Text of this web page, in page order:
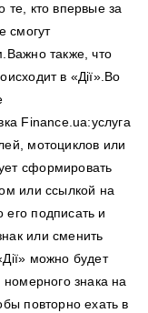
те, кто впервые за
смогут
также, что
в «Дії».Во
Finance.ua:услуга
мотоциклов или
сформировать
или ссылкой на
его подписать и
или сменить
можно будет
номерного знака на
повторно ехать в